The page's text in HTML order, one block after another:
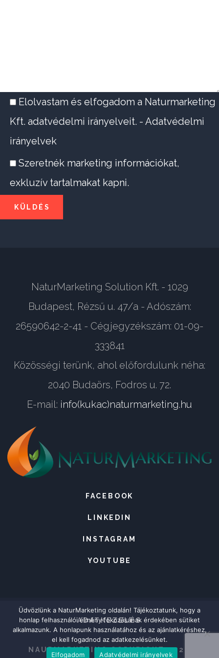
Elolvastam és elfogadom a Naturmarketing
Kft. adatvédelmi irányelveit. - Adatvédelmi
irányelvek
Szeretnék marketing információkat,
exkluzív tartalmakat kapni.
NaturMarketing Solution Kft. - 1029
Budapest, Rézsű u. 47/a - Adószám:
26590642-2-41 - Cégjegyzékszám: 01-09-
333841
Közösségi terünk, ahol előfordulunk néha:
2040 Budaörs, Fodros u. 72.
E-mail: info(kukac)naturmarketing.hu
FACEBOOK
LINKEDIN
INSTAGRAM
YOUTUBE
ADATKEZELÉS
NAURMARKETING COPYRIGHT 2020
Üdvözlünk a NaturMarketing oldalán! Tájékoztatunk, hogy a
honlap felhasználói élmény fokozásának érdekében sütiket
alkalmazunk. A honlapunk használatához és az ajánlatkéréshez,
el kell fogadnod az adatkezelésünket.
Elfogadom
Adatvédelmi irányelvek